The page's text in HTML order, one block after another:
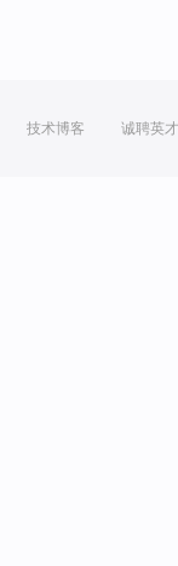
技术博客 诚聘英才